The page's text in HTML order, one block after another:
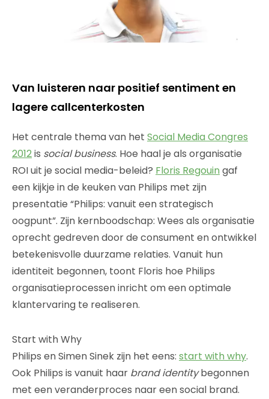
Van luisteren naar positief sentiment en
lagere callcenterkosten
Het centrale thema van het Social Media Congres
2012is social business. Hoe haal je als organisatie
ROI uit je social media-beleid? Floris Regouin gaf
een kijkje in de keuken van Philips met zijn
presentatie “Philips: vanuit een strategisch
oogpunt”. Zijn kernboodschap: Wees als organisatie
oprecht gedreven door de consument en ontwikkel
betekenisvolle duurzame relaties. Vanuit hun
identiteit begonnen, toont Floris hoe Philips
organisatieprocessen inricht om een optimale
klantervaring te realiseren.
Start with Why
Philips en Simen Sinek zijn het eens: start with why.
Ook Philips is vanuit haar brand identitybegonnen
met een veranderproces naar een social brand.